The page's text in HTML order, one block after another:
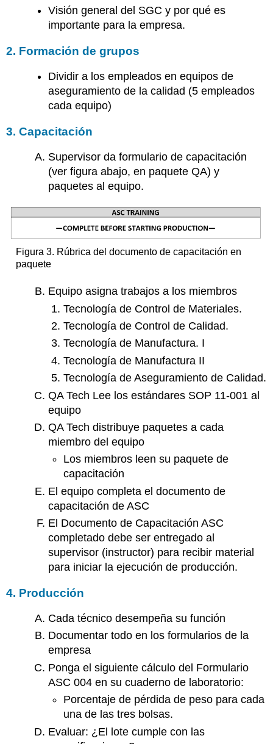
Visión general del SGC y por qué es
importante para la empresa.
2. Formación de grupos
Dividir a los empleados en equipos de
aseguramiento de la calidad (5 empleados
cada equipo)
3. Capacitación
Supervisor da formulario de capacitación
(ver figura abajo, en paquete QA) y
paquetes al equipo.
Figura 3. Rúbrica del documento de capacitación en
paquete
Equipo asigna trabajos a los miembros
Tecnología de Control de Materiales.
Tecnología de Control de Calidad.
Tecnología de Manufactura. I
Tecnología de Manufactura II
Tecnología de Aseguramiento de Calidad.
QA Tech Lee los estándares SOP 11-001 al
equipo
QA Tech distribuye paquetes a cada
miembro del equipo
Los miembros leen su paquete de
capacitación
El equipo completa el documento de
capacitación de ASC
El Documento de Capacitación ASC
completado debe ser entregado al
supervisor (instructor) para recibir material
para iniciar la ejecución de producción.
4. Producción
Cada técnico desempeña su función
Documentar todo en los formularios de la
empresa
Ponga el siguiente cálculo del Formulario
ASC 004 en su cuaderno de laboratorio:
Porcentaje de pérdida de peso para cada
una de las tres bolsas.
Evaluar: ¿El lote cumple con las